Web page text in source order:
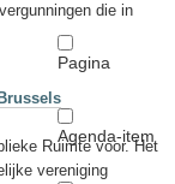
Pagina
Agenda-item
die in
Ruimte voor. Het
vereniging